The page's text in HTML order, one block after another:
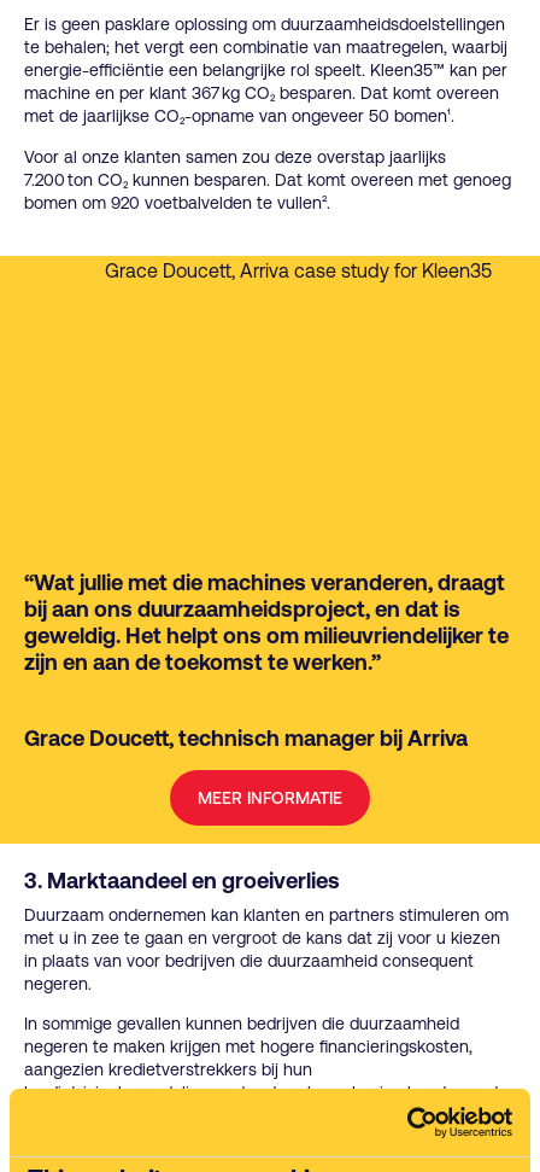
Er is geen pasklare oplossing om duurzaamheidsdoelstellingen
te behalen; het vergt een combinatie van maatregelen, waarbij
energie-efficiëntie een belangrijke rol speelt. Kleen35™ kan per
machine en per klant 367 kg CO₂ besparen. Dat komt overeen
met de jaarlijkse CO₂-opname van ongeveer 50 bomen¹.
Voor al onze klanten samen zou deze overstap jaarlijks
7.200 ton CO₂ kunnen besparen. Dat komt overeen met genoeg
bomen om 920 voetbalvelden te vullen².
“Wat jullie met die machines veranderen, draagt
bij aan ons duurzaamheidsproject, en dat is
geweldig. Het helpt ons om milieuvriendelijker te
zijn en aan de toekomst te werken.”
Grace Doucett, technisch manager bij Arriva
MEER INFORMATIE
3. Marktaandeel en groeiverlies
Duurzaam ondernemen kan klanten en partners stimuleren om
met u in zee te gaan en vergroot de kans dat zij voor u kiezen
in plaats van voor bedrijven die duurzaamheid consequent
negeren.
In sommige gevallen kunnen bedrijven die duurzaamheid
negeren te maken krijgen met hogere financieringskosten,
aangezien kredietverstrekkers bij hun
kredietrisicobeoordelingen steeds vaker rekening houden met
prestaties op het gebied van milieu, maatschappij en bestuur
(ESG – Environmental, Social and Governance). Deze gevolgen
kunnen leiden tot een afname van het marktaandeel, een